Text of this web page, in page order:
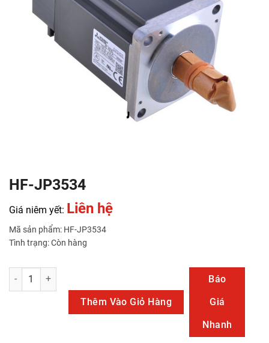
HF-JP3534
Giá niêm yết: Liên hệ
Mã sản phẩm: HF-JP3534
Tình trạng: Còn hàng
HF-JP3534 số lượng
Thêm Vào Giỏ Hàng
Báo
Giá
Nhanh